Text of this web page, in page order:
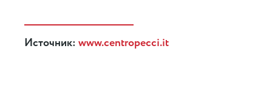
Источник:www.centropecci.it